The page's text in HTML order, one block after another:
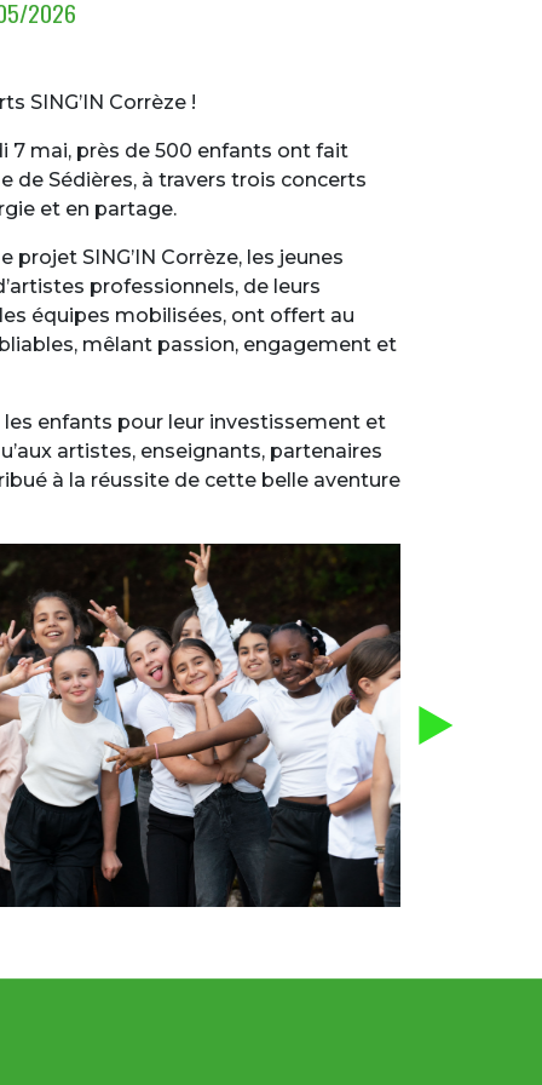
2026
SING’IN Corrèze !
7 mai, près de 500 enfants ont fait
de Sédières, à travers trois concerts
et en partage.
projet SING’IN Corrèze, les jeunes
professionnels, de leurs
équipes mobilisées, ont offert au
mêlant passion, engagement et
enfants pour leur investissement et
artistes, enseignants, partenaires
à la réussite de cette belle aventure